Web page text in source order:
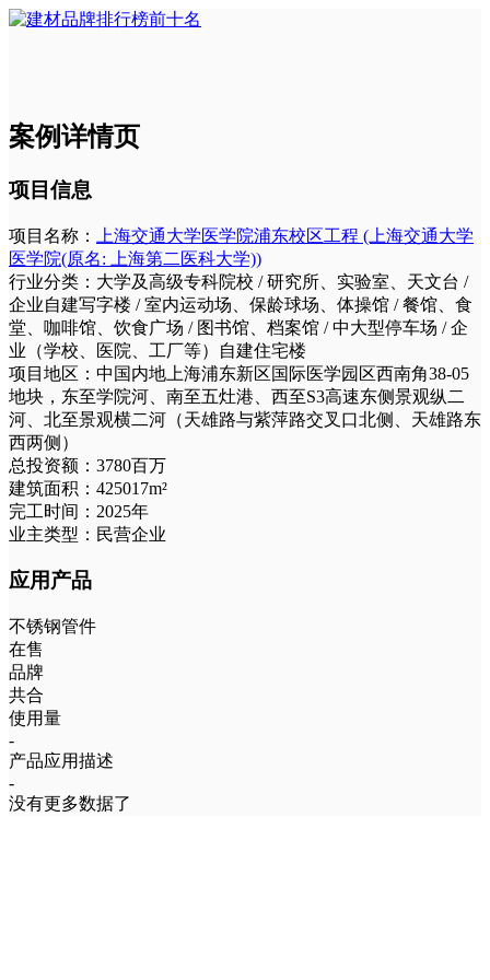
案例详情页
项目信息
项目名称：
上海交通大学医学院浦东校区工程 (上海交通大学
医学院(原名: 上海第二医科大学))
行业分类： 大学及高级专科院校 / 研究所、实验室、天文台 /
企业自建写字楼 / 室内运动场、保龄球场、体操馆 / 餐馆、食
堂、咖啡馆、饮食广场 / 图书馆、档案馆 / 中大型停车场 / 企
业（学校、医院、工厂等）自建住宅楼
项目地区： 中国内地上海浦东新区国际医学园区西南角38-05
地块，东至学院河、南至五灶港、西至S3高速东侧景观纵二
河、北至景观横二河（天雄路与紫萍路交叉口北侧、天雄路东
西两侧）
总投资额： 3780百万
建筑面积： 425017m²
完工时间： 2025年
业主类型： 民营企业
应用产品
不锈钢管件
在售
品牌
共合
使用量
-
产品应用描述
-
没有更多数据了